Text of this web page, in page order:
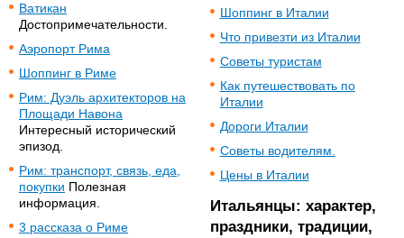
Ватикан
Достопримечательности.
Аэропорт Рима
Шоппинг в Риме
Рим: Дуэль архитекторов на
Площади Навона
Интересный исторический
эпизод.
Рим: транспорт, связь, еда,
покупки Полезная
информация.
3 рассказа о Риме
Шоппинг в Италии
Что привезти из Италии
Советы туристам
Как путешествовать по
Италии
Дороги Италии
Советы водителям.
Цены в Италии
Итальянцы: характер,
праздники, традиции,